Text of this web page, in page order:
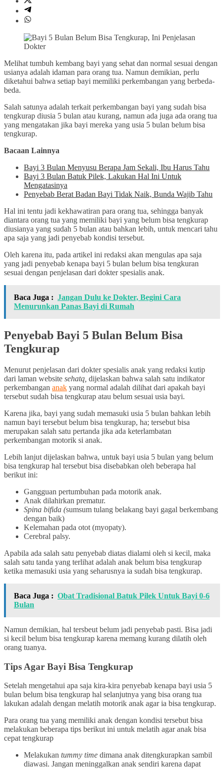
Melihat tumbuh kembang bayi yang sehat dan normal sesuai dengan
usianya adalah idaman para orang tua. Namun demikian, perlu
diketahui bahwa setiap bayi memiliki perkembangan yang berbeda-
beda.
Salah satunya adalah terkait perkembangan bayi yang sudah bisa
tengkurap diusia 5 bulan atau kurang, namun ada juga ada orang tua
yang mengatakan jika bayi mereka yang usia 5 bulan belum bisa
tengkurap.
Bacaan Lainnya
Bayi 3 Bulan Menyusu Berapa Jam Sekali, Ibu Harus Tahu
Bayi 3 Bulan Batuk Pilek, Lakukan Hal Ini Untuk
Mengatasinya
Penyebab Berat Badan Bayi Tidak Naik, Bunda Wajib Tahu
Hal ini tentu jadi kekhawatiran para orang tua, sehingga banyak
diantara orang tua yang memiliki bayi yang belum bisa tengkurap
diusianya yang sudah 5 bulan atau bahkan lebih, untuk mencari tahu
apa saja yang jadi penyebab kondisi tersebut.
Oleh karena itu, pada artikel ini redaksi akan mengulas apa saja
yang jadi penyebab kenapa bayi 5 bulan belum bisa tengkuran
sesuai dengan penjelasan dari dokter spesialis anak.
Baca Juga : Jangan Dulu ke Dokter, Begini Cara
Menurunkan Panas Bayi di Rumah
Penyebab Bayi 5 Bulan Belum Bisa
Tengkurap
Menurut penjelasan dari dokter spesialis anak yang redaksi kutip
dari laman website sehatq, dijelaskan bahwa salah satu indikator
perkembangan anak yang normal adalah dilihat dari apakah bayi
tersebut sudah bisa tengkurap atau belum sesuai usia bayi.
Karena jika, bayi yang sudah memasuki usia 5 bulan bahkan lebih
namun bayi tersebut belum bisa tengkurap, ha; tersebut bisa
merupakan salah satu pertanda jika ada keterlambatan
perkembangan motorik si anak.
Lebih lanjut dijelaskan bahwa, untuk bayi usia 5 bulan yang belum
bisa tengkurap hal tersebut bisa disebabkan oleh beberapa hal
berikut ini:
Gangguan pertumbuhan pada motorik anak.
Anak dilahirkan prematur.
Spina bifida (sumsum tulang belakang bayi gagal berkembang
dengan baik)
Kelemahan pada otot (myopaty).
Cerebral palsy.
Apabila ada salah satu penyebab diatas dialami oleh si kecil, maka
salah satu tanda yang terlihat adalah anak belum bisa tengkurap
ketika memasuki usia yang seharusnya ia sudah bisa tengkurap.
Baca Juga : Obat Tradisional Batuk Pilek Untuk Bayi 0-6
Bulan
Namun demikian, hal tersbeut belum jadi penyebab pasti. Bisa jadi
si kecil belum bisa tengkurap karena memang kurang dilatih oleh
orang tuanya.
Tips Agar Bayi Bisa Tengkurap
Setelah mengetahui apa saja kira-kira penyebab kenapa bayi usia 5
bulan belum bisa tengkurap hal selanjutnya yang bisa orang tua
lakukan adalah dengan melatih motorik anak agar ia bisa tengkurap.
Para orang tua yang memiliki anak dengan kondisi tersebut bisa
melakukan beberapa tips berikut ini untuk melatih agar anak bisa
cepat tengkurap
Melakukan tummy time dimana anak ditengkurapkan sambil
diawasi. Jangan meninggalkan anak sendiri karena dapat